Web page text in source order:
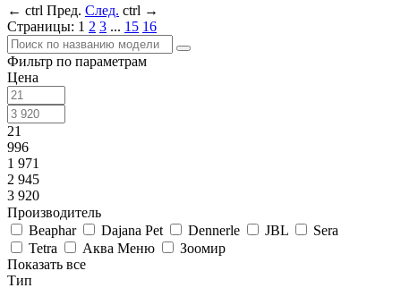
← ctrl Пред. След. ctrl →
Страницы: 1 2 3 ... 15 16
Фильтр по параметрам
Цена
21
996
1 971
2 945
3 920
Производитель
Beaphar
Dajana Pet Dennerle JBL
Sera
Tetra
Аква Меню
Зоомир
Показать все
Тип